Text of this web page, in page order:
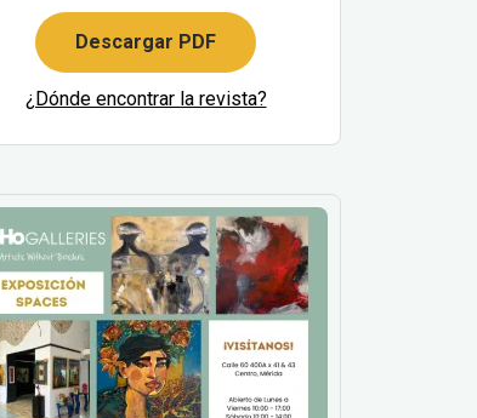
Descargar PDF
¿Dónde encontrar la revista?